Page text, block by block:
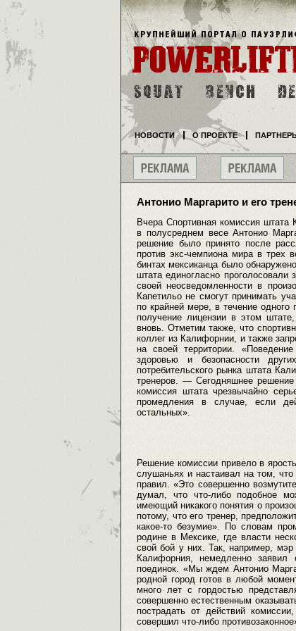
Антонио Маргарито и его
Вчера Спортивная комиссия
в полусреднем весе Антонио
решение было принято после
против экс-чемпиона мира в трех
бинтах мексиканца было
штата единогласно
своей неосведомленности в
Капетильо не смогут принимать
по крайней мере, в течение одного
получение лицензии в этом
вновь. Отметим также, что
коллег из Калифорнии, и также
на своей территории.
здоровью и безопасности
потребительского рынка штата
тренеров. — Сегодняшнее решение
комиссия штата чрезвычайно
промедления в случае, если
остальных».
Решение комиссии привело в
слушаньях и настаивал на том,
правил. «Это совершенно
думал, что что-либо подобное
имеющий никакого понятия о
потому, что его тренер,
какое-то безумие». По словам
родине в Мексике, где власти
свой бой у них. Так, например,
Калифорния, немедленно
поединок. «Мы ждем Антонио
родной город готов в любой
много лет с гордостью
совершенно естественным
пострадать от действий
совершил что-либо
НОВОСТИ О ПРОЕКТЕ